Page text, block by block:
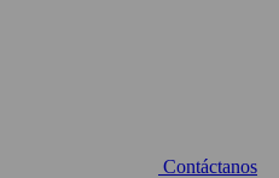
Contáctanos